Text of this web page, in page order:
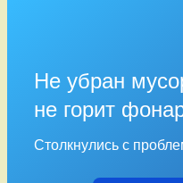
Не убран
не горит
Столкнулись с